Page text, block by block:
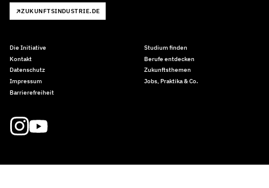
ZUKUNFTSINDUSTRIE.DE
Die Initiative
Kontakt
Datenschutz
Impressum
Barrierefreiheit
Studium finden
Berufe entdecken
Zukunftsthemen
Jobs, Praktika & Co.